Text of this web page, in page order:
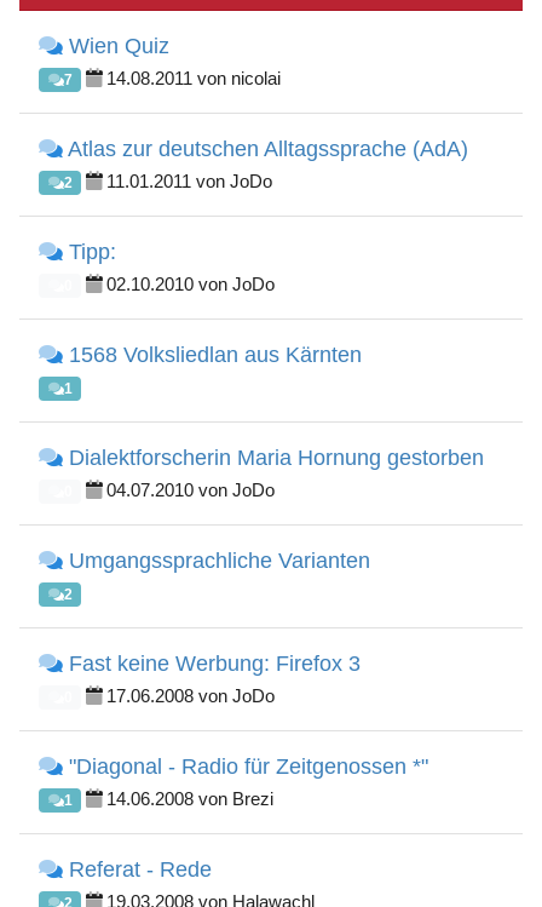
Wien Quiz
7 14.08.2011 von nicolai
Atlas zur deutschen Alltagssprache (AdA)
2 11.01.2011 von JoDo
Tipp:
02.10.2010 von JoDo
1568 Volksliedlan aus Kärnten
1
Dialektforscherin Maria Hornung gestorben
04.07.2010 von JoDo
Umgangssprachliche Varianten
2
Fast keine Werbung: Firefox 3
17.06.2008 von JoDo
"Diagonal - Radio für Zeitgenossen *"
1 14.06.2008 von Brezi
Referat - Rede
2 19.03.2008 von Halawachl